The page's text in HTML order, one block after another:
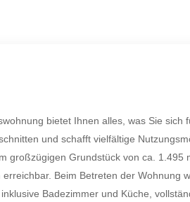
bietet Ihnen alles, was Sie sich
und schafft vielfältige
Grundstück von ca. 1.495
Beim Betreten der Wohnung
Badezimmer und Küche,